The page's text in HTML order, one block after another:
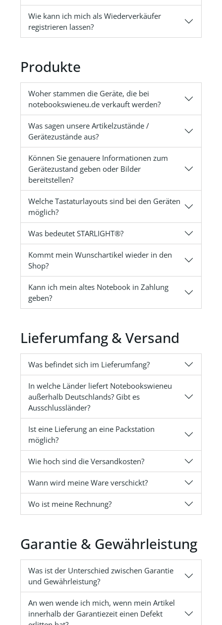
Wie kann ich mich als Wiederverkäufer
registrieren lassen?
Produkte
Woher stammen die Geräte, die bei
notebookswieneu.de verkauft werden?
Was sagen unsere Artikelzustände /
Gerätezustände aus?
Können Sie genauere Informationen zum
Gerätezustand geben oder Bilder
bereitstellen?
Welche Tastaturlayouts sind bei den Geräten
möglich?
Was bedeutet STARLIGHT®?
Kommt mein Wunschartikel wieder in den
Shop?
Kann ich mein altes Notebook in Zahlung
geben?
Lieferumfang & Versand
Was befindet sich im Lieferumfang?
In welche Länder liefert Notebookswieneu
außerhalb Deutschlands? Gibt es
Ausschlussländer?
Ist eine Lieferung an eine Packstation
möglich?
Wie hoch sind die Versandkosten?
Wann wird meine Ware verschickt?
Wo ist meine Rechnung?
Garantie & Gewährleistung
Was ist der Unterschied zwischen Garantie
und Gewährleistung?
An wen wende ich mich, wenn mein Artikel
innerhalb der Garantiezeit einen Defekt